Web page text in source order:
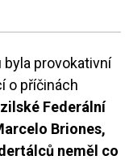
provokativní
o příčinách
Federální
Briones,
neměl co